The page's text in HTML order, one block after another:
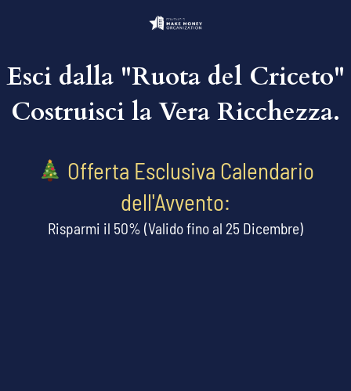
Esci dalla "Ruota del Criceto"
Costruisci la Vera Ricchezza.
Offerta Esclusiva Calendario
dell'Avvento:
Risparmi il 50% (Valido fino al 25 Dicembre)